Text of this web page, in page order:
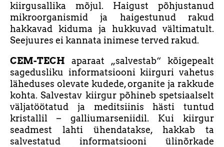
kiirgusallika mõjul. Haigust põhjustanud
mikroorganismid ja haigestunud rakud
hakkavad kiduma ja hukkuvad vältimatult.
Seejuures ei kannata inimese terved rakud.
CEM-TECH aparaat „salvestab“ kõigepealt
sagedusliku informatsiooni kiirguri vahetus
läheduses olevate kudede, organite ja rakkude
kohta. Salvestav kiirgur põhineb spetsiaalselt
väljatöötatud ja meditsiinis hästi tuntud
kristallil – galliumarseniidil. Kui kiirgur
seadmest lahti ühendatakse, hakkab ta
salvestatud informatsiooni ülinõrkade